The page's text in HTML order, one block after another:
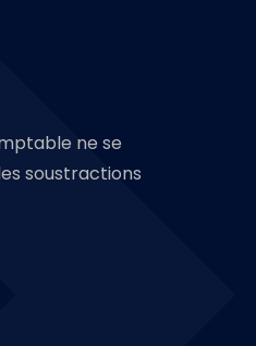
ne se
soustractions